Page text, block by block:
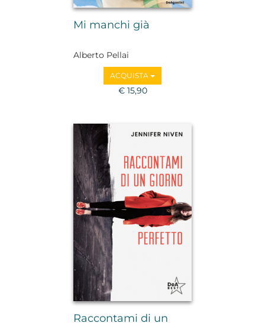
Mi manchi già
Alberto Pellai
ACQUISTA
€ 15,90
Raccontami di un